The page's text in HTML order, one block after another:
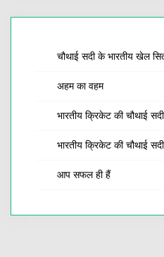
चौथाई सदी के भारतीय खेल
अहम का वहम
भारतीय क्रिकेट की चौथाई
भारतीय क्रिकेट की चौथाई
आप सफल ही हैं